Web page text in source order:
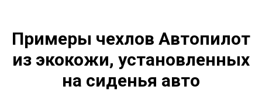
Примеры чехлов Автопилот
из экокожи, установленных
на сиденья авто